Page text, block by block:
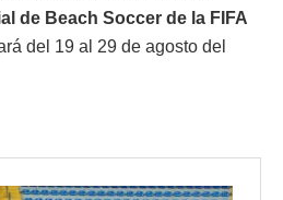
de Beach Soccer de la FIFA
del 19 al 29 de agosto del